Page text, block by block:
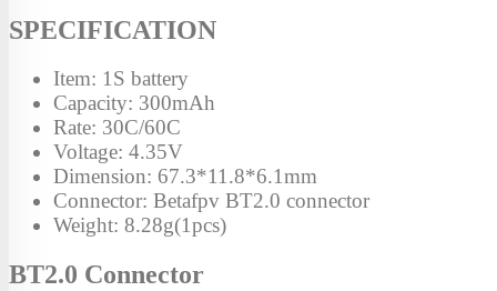
SPECIFICATION
Item: 1S battery
Capacity: 300mAh
Rate: 30C/60C
Voltage: 4.35V
Dimension: 67.3*11.8*6.1mm
Connector: Betafpv BT2.0 connector
Weight: 8.28g(1pcs)
BT2.0 Connector